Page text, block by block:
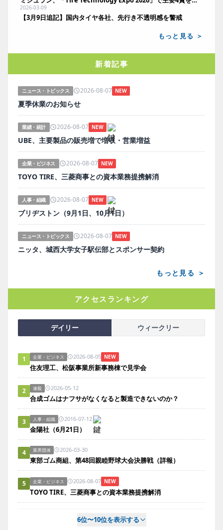
2026-03-09
【3月9日追記】国内タイヤ各社、先行き不透明感を警戒
もっと見る ＞
新着記事
ニュース・トピックス 2026-08-07 NEW
夏季休業のお知らせ
業績・統計 2026-08-07 NEW
UBE、主要製品の販売増で増収・営業増益
企業・ビジネス 2026-08-07 NEW
TOYO TIRE、三菱商事との資本業務提携解消
人事・組織 2026-08-07 NEW
ブリヂストン（9月1日、10月1日）
ニュース・トピックス 2026-08-07 NEW
ニッタ、城西大学女子駅伝部とスポンサー契約
もっと見る ＞
アクセスランキング
デイリー ウィークリー
1 企業・ビジネス 2026-08-05 NEW
住友理工、松阪事業所新事務棟で見学会
2 連載 2026-05-12
合成ゴムはナフサがなくなると製造できないのか？
3 人事・組織 2016-07-12
金陽社（6月21日）
4 業界団体 2026-03-30
東部ゴム商組、第48回親睦野球大会決勝戦（詳報）
5 企業・ビジネス 2026-08-07 NEW
TOYO TIRE、三菱商事との資本業務提携解消
6位〜10位を表示する